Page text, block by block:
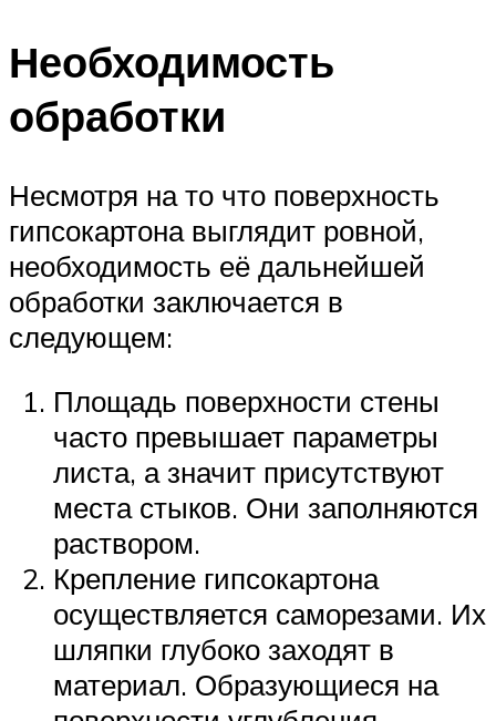
Необходимость
обработки
Несмотря на то что поверхность
гипсокартона выглядит ровной,
необходимость её дальнейшей
обработки заключается в
следующем:
Площадь поверхности стены
часто превышает параметры
листа, а значит присутствуют
места стыков. Они заполняются
раствором.
Крепление гипсокартона
осуществляется саморезами. Их
шляпки глубоко заходят в
материал. Образующиеся на